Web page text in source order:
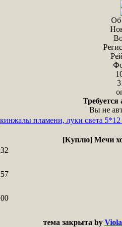
Об
Требуется
Вы не
пламени, луки света
[Куплю] Мечи
тема закрыта by